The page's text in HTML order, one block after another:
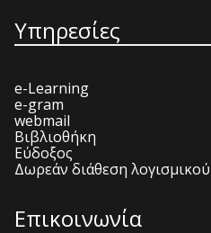
Υπηρεσίες
e-Learning
e-gram
webmail
Βιβλιοθήκη
Εύδοξος
Δωρεάν διάθεση λογισμικού
Επικοινωνία